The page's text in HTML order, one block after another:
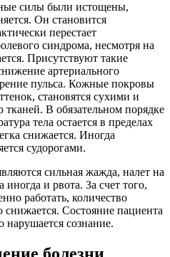
силы были истощены,
Он становится
перестает
синдрома, несмотря на
Присутствуют такие
артериального
пульса. Кожные покровы
становятся сухими и
В обязательном порядке
тела остается в пределах
снижается. Иногда
судорогами.
сильная жажда, налет на
и рвота. За счет того,
работать, количество
Состояние пациента
нарушается сознание.